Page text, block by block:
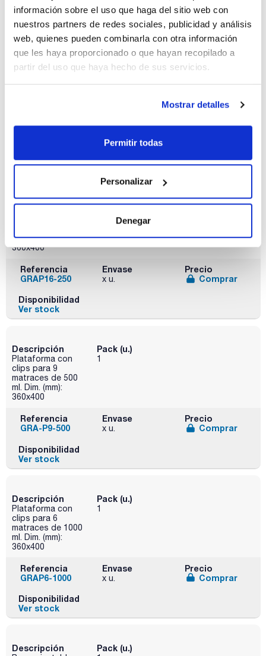
información sobre el uso que haga del sitio web con
nuestros partners de redes sociales, publicidad y análisis
web, quienes pueden combinarla con otra información
que les haya proporcionado o que hayan recopilado a
partir del uso que haya hecho de sus servicios.
Mostrar detalles
Permitir todas
Personalizar
Denegar
Ver stock
Descripción
Plataforma con
clips para 30
Pack (u.)
GRAP30-100
Comprar
Ver stock
Descripción
ml. Dim. (mm):
360x400
Pack (u.)
Referencia
GRAP16-250
Envase
x u.
Precio
Comprar
Disponibilidad
Ver stock
Descripción
Plataforma con
clips para 9
matraces de 500
ml. Dim. (mm):
360x400
Pack (u.)
1
Referencia
GRA-P9-500
Envase
x u.
Precio
Comprar
Disponibilidad
Ver stock
Descripción
Plataforma con
clips para 6
matraces de 1000
ml. Dim. (mm):
360x400
Pack (u.)
1
Referencia
GRAP6-1000
Envase
x u.
Precio
Comprar
Disponibilidad
Ver stock
Descripción Pack (u.)